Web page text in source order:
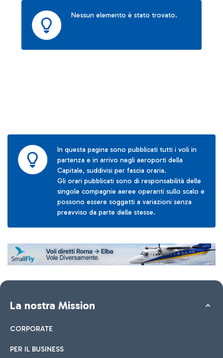
Nessun elemento è stato trovato.
In questa pagina sono pubblicati tutti i voli in
partenza e in arrivo negli aeroporti della
Capitale, suddivisi per fascia oraria.
Gli orari pubblicati sono di responsabilità delle
singole compagnie aeree operanti sullo scalo e
possono essere soggetti a variazioni senza
preavviso da parte delle stesse.
La nostra Mission
CORPORATE
PER IL BUSINESS